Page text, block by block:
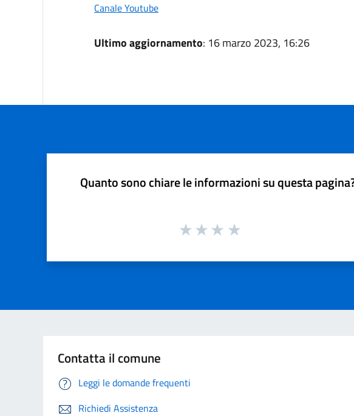
Canale Youtube
Ultimo aggiornamento: 16 marzo 2023, 16:26
Quanto sono chiare le informazioni su questa
Contatta il comune
Leggi le domande frequenti
Richiedi Assistenza